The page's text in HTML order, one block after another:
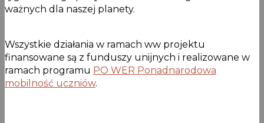
ważnych dla naszej planety.
Wszystkie działania w ramach ww projektu
finansowane są z funduszy unijnych i realizowane w
ramach programu PO WER Ponadnarodowa
mobilność uczniów.